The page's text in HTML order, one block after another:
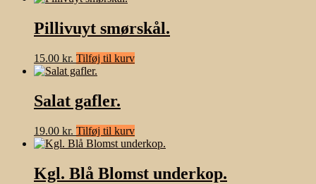
Pillivuyt smørskål.
15.00 kr. Tilføj til kurv
Salat gafler.
19.00 kr. Tilføj til kurv
Kgl. Blå Blomst underkop.